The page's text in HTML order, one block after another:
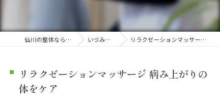
仙川の整体ならいづみ堂整体院 いづみ堂のブログ リラクゼーションマッサージ 病み上がりの体をケア
リラクゼーションマッサージ 病み上がりの
体をケア